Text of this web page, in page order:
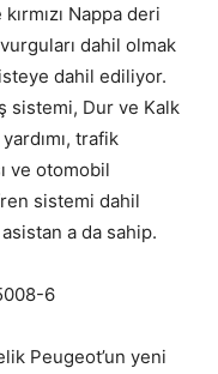
Nappa deri
dahil olmak
dahil ediliyor.
sistemi, Dur ve Kalk
trafik
ve otomobil
sistemi dahil
a da sahip.
Peugeot’un yeni